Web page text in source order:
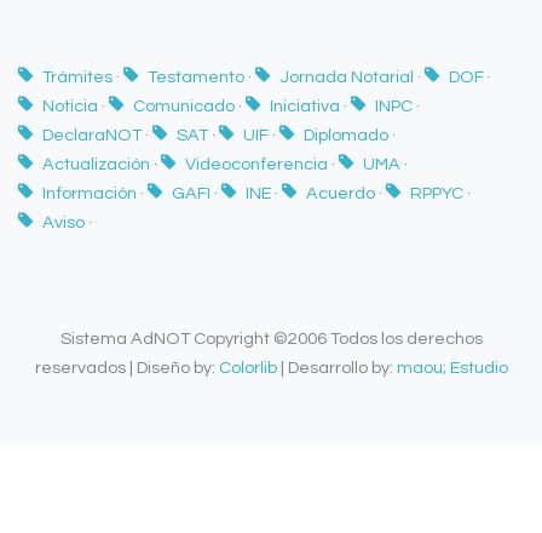
Trámites · Testamento · Jornada Notarial · DOF ·
Noticia · Comunicado · Iniciativa · INPC ·
DeclaraNOT · SAT · UIF · Diplomado ·
Actualización · Videoconferencia · UMA ·
Información · GAFI · INE · Acuerdo · RPPYC ·
Aviso ·
Sistema AdNOT Copyright ©2006 Todos los derechos
reservados | Diseño by: Colorlib| Desarrollo by: maou; Estudio